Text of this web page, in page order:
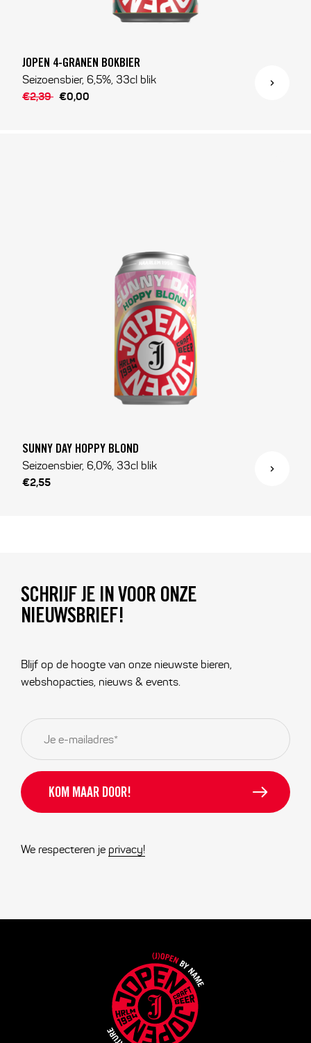
JOPEN 4-GRANEN BOKBIER
Seizoensbier, 6,5%, 33cl blik
€2,39 €0,00
SUNNY DAY HOPPY BLOND
Seizoensbier, 6,0%, 33cl blik
€2,55
SCHRIJF JE IN VOOR ONZE
NIEUWSBRIEF!
Blijf op de hoogte van onze nieuwste bieren,
webshopacties, nieuws & events.
E-
mailadres *
We respecteren je privacy!